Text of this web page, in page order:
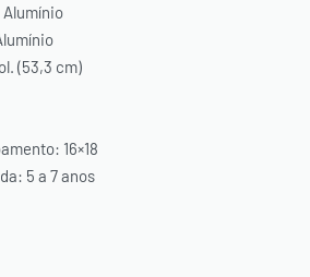
(53,3 cm)
16×18
5 a 7 anos